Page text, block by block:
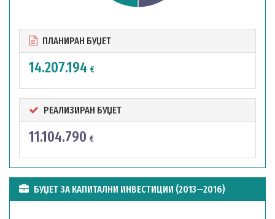
ПЛАНИРАН БУЏЕТ
14.207.194 €
РЕАЛИЗИРАН БУЏЕТ
11.104.790 €
БУЏЕТ ЗА КАПИТАЛНИ ИНВЕСТИЦИИ (2013—2016)